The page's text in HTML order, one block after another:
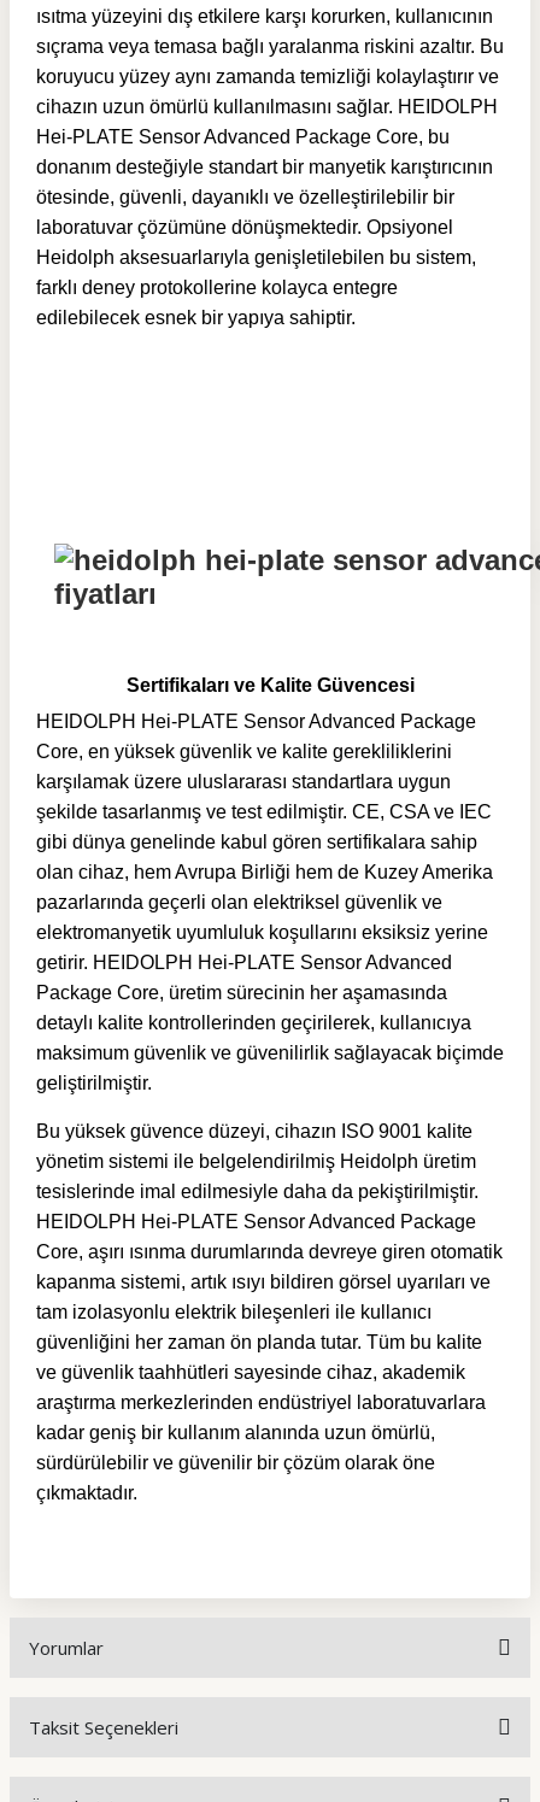
ısıtma yüzeyini dış etkilere karşı korurken, kullanıcının
sıçrama veya temasa bağlı yaralanma riskini azaltır. Bu
koruyucu yüzey aynı zamanda temizliği kolaylaştırır ve
cihazın uzun ömürlü kullanılmasını sağlar. HEIDOLPH
Hei-PLATE Sensor Advanced Package Core, bu
donanım desteğiyle standart bir manyetik karıştırıcının
ötesinde, güvenli, dayanıklı ve özelleştirilebilir bir
laboratuvar çözümüne dönüşmektedir. Opsiyonel
Heidolph aksesuarlarıyla genişletilebilen bu sistem,
farklı deney protokollerine kolayca entegre
edilebilecek esnek bir yapıya sahiptir.
Sertifikaları ve Kalite Güvencesi
HEIDOLPH Hei-PLATE Sensor Advanced Package
Core, en yüksek güvenlik ve kalite gerekliliklerini
karşılamak üzere uluslararası standartlara uygun
şekilde tasarlanmış ve test edilmiştir. CE, CSA ve IEC
gibi dünya genelinde kabul gören sertifikalara sahip
olan cihaz, hem Avrupa Birliği hem de Kuzey Amerika
pazarlarında geçerli olan elektriksel güvenlik ve
elektromanyetik uyumluluk koşullarını eksiksiz yerine
getirir. HEIDOLPH Hei-PLATE Sensor Advanced
Package Core, üretim sürecinin her aşamasında
detaylı kalite kontrollerinden geçirilerek, kullanıcıya
maksimum güvenlik ve güvenilirlik sağlayacak biçimde
geliştirilmiştir.
Bu yüksek güvence düzeyi, cihazın ISO 9001 kalite
yönetim sistemi ile belgelendirilmiş Heidolph üretim
tesislerinde imal edilmesiyle daha da pekiştirilmiştir.
HEIDOLPH Hei-PLATE Sensor Advanced Package
Core, aşırı ısınma durumlarında devreye giren otomatik
kapanma sistemi, artık ısıyı bildiren görsel uyarıları ve
tam izolasyonlu elektrik bileşenleri ile kullanıcı
güvenliğini her zaman ön planda tutar. Tüm bu kalite
ve güvenlik taahhütleri sayesinde cihaz, akademik
araştırma merkezlerinden endüstriyel laboratuvarlara
kadar geniş bir kullanım alanında uzun ömürlü,
sürdürülebilir ve güvenilir bir çözüm olarak öne
çıkmaktadır.
Yorumlar
Taksit Seçenekleri